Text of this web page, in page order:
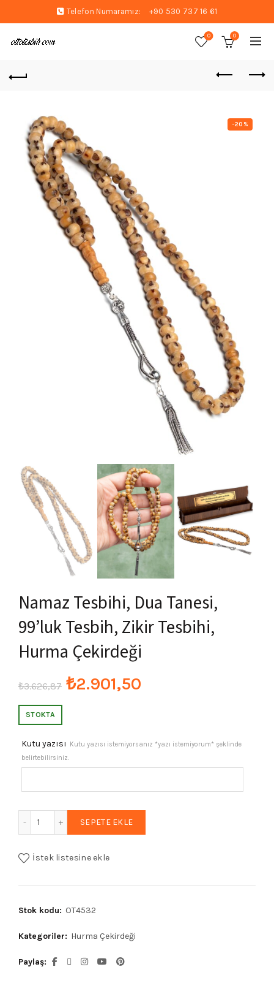
Telefon Numaramız: +90 530 737 16 61
0 0
-20%
Namaz Tesbihi, Dua Tanesi,
99’luk Tesbih, Zikir Tesbihi,
Hurma Çekirdeği
₺3.626,87 Orijinal
₺3.626,87.
₺2.901,50
fiyat:
₺2.901,50.
STOKTA
Kutu yazısı
Kutu yazısı istemiyorsanız *yazı istemiyorum* şeklinde
belirtebilirsiniz.
SEPETE EKLE
İstek listesine ekle
Stok kodu: OT4532
Kategoriler: Hurma Çekirdeği
Paylaş